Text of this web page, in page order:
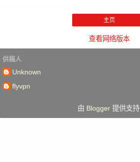
主页
查看网络版本
供稿人
Unknown
flyvpn
由 Blogger提供支持.